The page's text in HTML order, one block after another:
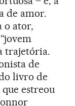
de amor.
o ator,
trajetória.
de
livro de
estreou